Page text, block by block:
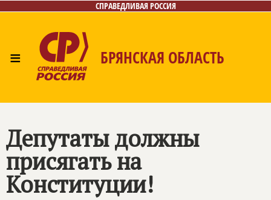
СПРАВЕДЛИВАЯ РОССИЯ
≡ БРЯНСКАЯ ОБЛАСТЬ
Депутаты должны
присягать на
Конституции!